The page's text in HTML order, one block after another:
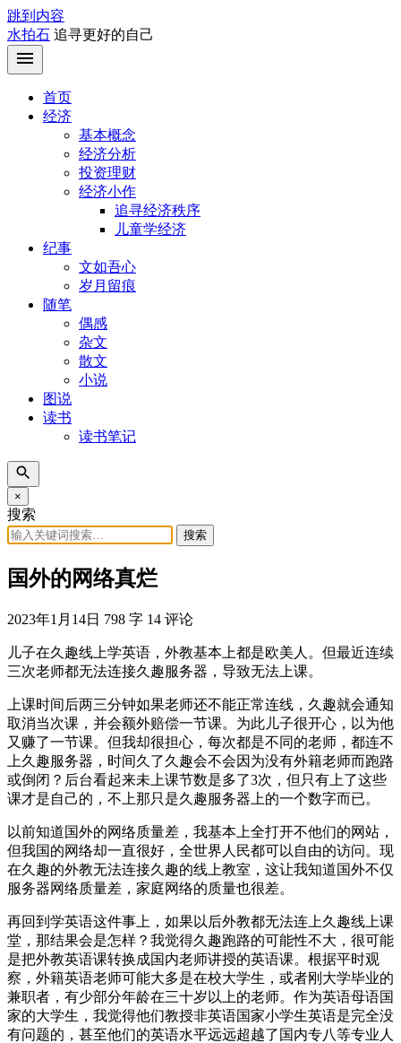
跳到内容
水拍石 追寻更好的自己
首页
经济
基本概念
经济分析
投资理财
经济小作
追寻经济秩序
儿童学经济
纪事
文如吾心
岁月留痕
随笔
偶感
杂文
散文
小说
图说
读书
读书笔记
×
搜索
搜索
国外的网络真烂
2023年1月14日 798 字 14 评论
儿子在久趣线上学英语，外教基本上都是欧美人。但最近连续
三次老师都无法连接久趣服务器，导致无法上课。
上课时间后两三分钟如果老师还不能正常连线，久趣就会通知
取消当次课，并会额外赔偿一节课。为此儿子很开心，以为他
又赚了一节课。但我却很担心，每次都是不同的老师，都连不
上久趣服务器，时间久了久趣会不会因为没有外籍老师而跑路
或倒闭？后台看起来未上课节数是多了3次，但只有上了这些
课才是自己的，不上那只是久趣服务器上的一个数字而已。
以前知道国外的网络质量差，我基本上全打开不他们的网站，
但我国的网络却一直很好，全世界人民都可以自由的访问。现
在久趣的外教无法连接久趣的线上教室，这让我知道国外不仅
服务器网络质量差，家庭网络的质量也很差。
再回到学英语这件事上，如果以后外教都无法连上久趣线上课
堂，那结果会是怎样？我觉得久趣跑路的可能性不大，很可能
是把外教英语课转换成国内老师讲授的英语课。根据平时观
察，外籍英语老师可能大多是在校大学生，或者刚大学毕业的
兼职者，有少部分年龄在三十岁以上的老师。作为英语母语国
家的大学生，我觉得他们教授非英语国家小学生英语是完全没
有问题的，甚至他们的英语水平远远超越了国内专八等专业人